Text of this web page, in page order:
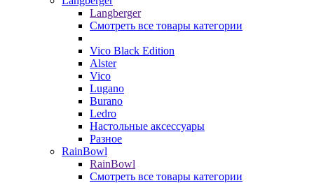
Langberger
Смотреть все товары категории
Vico Black Edition
Alster
Vico
Lugano
Burano
Ledro
Настольные аксессуары
Разное
RainBowl
RainBowl
Смотреть все товары категории